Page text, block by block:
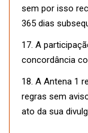
sem por isso
365 dias
17. A
concordância
18. A Antena 1
regras sem
ato da sua